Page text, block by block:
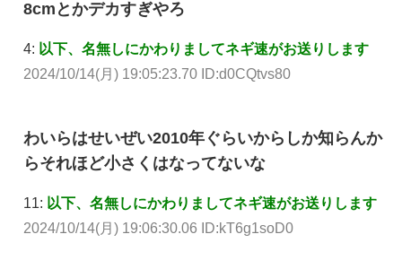
8cmとかデカすぎやろ
4: 以下、名無しにかわりましてネギ速がお送りします
2024/10/14(月) 19:05:23.70 ID:d0CQtvs80
わいらはせいぜい2010年ぐらいからしか知らんか
らそれほど小さくはなってないな
11: 以下、名無しにかわりましてネギ速がお送りします
2024/10/14(月) 19:06:30.06 ID:kT6g1soD0